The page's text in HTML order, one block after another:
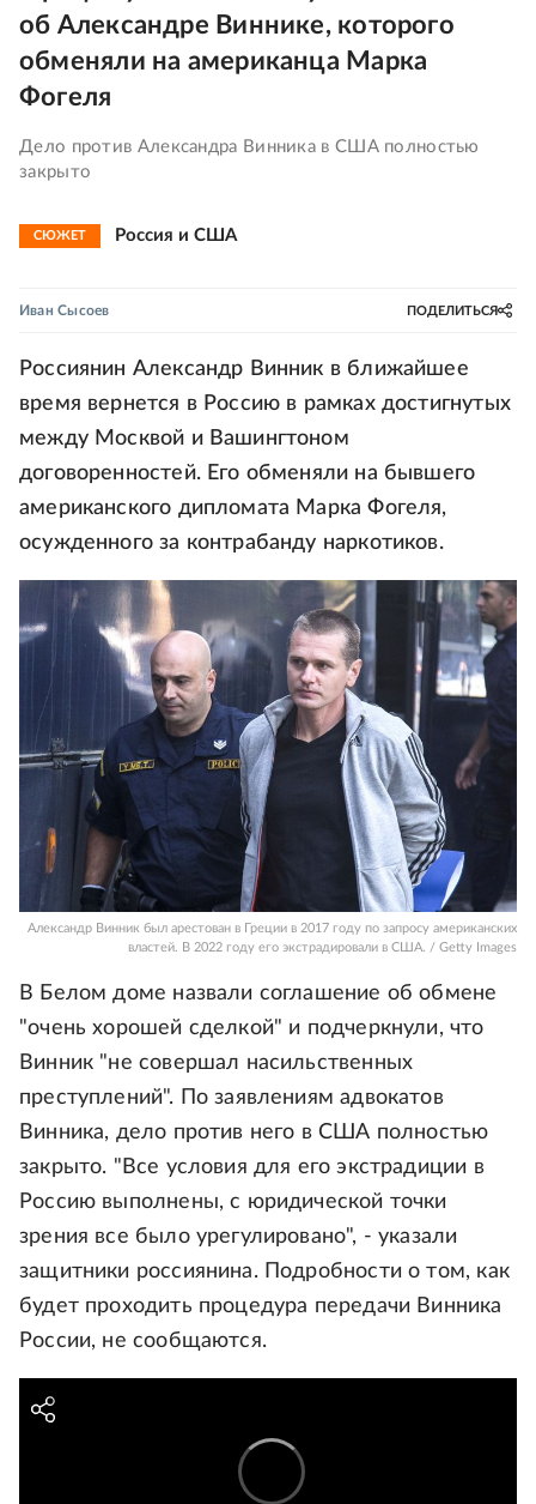
об Александре Виннике, которого
обменяли на американца Марка
Фогеля
Дело против Александра Винника в США полностью
закрыто
СЮЖЕТ Россия и США
Иван Сысоев ПОДЕЛИТЬСЯ
Россиянин Александр Винник в ближайшее
время вернется в Россию в рамках достигнутых
между Москвой и Вашингтоном
договоренностей. Его обменяли на бывшего
американского дипломата Марка Фогеля,
осужденного за контрабанду наркотиков.
Александр Винник был арестован в Греции в 2017 году по запросу американских
властей. В 2022 году его экстрадировали в США. / Getty Images
В Белом доме назвали соглашение об обмене
"очень хорошей сделкой" и подчеркнули, что
Винник "не совершал насильственных
преступлений". По заявлениям адвокатов
Винника, дело против него в США полностью
закрыто. "Все условия для его экстрадиции в
Россию выполнены, с юридической точки
зрения все было урегулировано", - указали
защитники россиянина. Подробности о том, как
будет проходить процедура передачи Винника
России, не сообщаются.